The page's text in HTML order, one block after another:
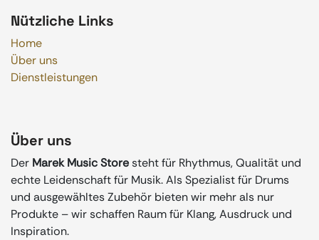
Nützliche Links
Home
Über uns
Dienstleistungen
Über uns
Der Marek Music Storesteht für Rhythmus, Qualität und
echte Leidenschaft für Musik. Als Spezialist für Drums
und ausgewähltes Zubehör bieten wir mehr als nur
Produkte – wir schaffen Raum für Klang, Ausdruck und
Inspiration.